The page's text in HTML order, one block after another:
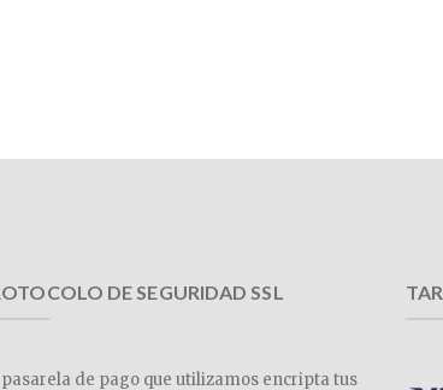
DE SEGURIDAD SSL
de pago que utilizamos encripta tus